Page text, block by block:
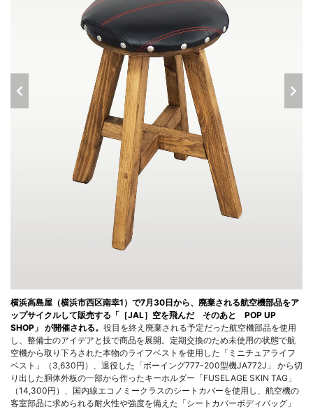
横浜高島屋（横浜市西区南幸1）で7月30日から、廃棄される航空機部品をア
ップサイクルして販売する「［JAL］空を飛んだ そのあと POP UP
SHOP」 が開催される。 役目を終え廃棄される予定だった航空機部品を使用
し、整備士のアイデアと技で商品を展開。定期交換のため未使用の状態で航
空機から取り下ろされた本物のライフベストを使用した「ミニチュアライフ
ベスト」（3,630円）、退役した「ボーイング777-200型機JA772J」 から切
り出した胴体外板の一部から作ったキーホルダー「FUSELAGE SKIN TAG」
（14,300円）、国内線エコノミークラスのシートカバーを使用し、航空機の
客室部品に求められる耐火性や強度を備えた「シートカバーボディバッグ」